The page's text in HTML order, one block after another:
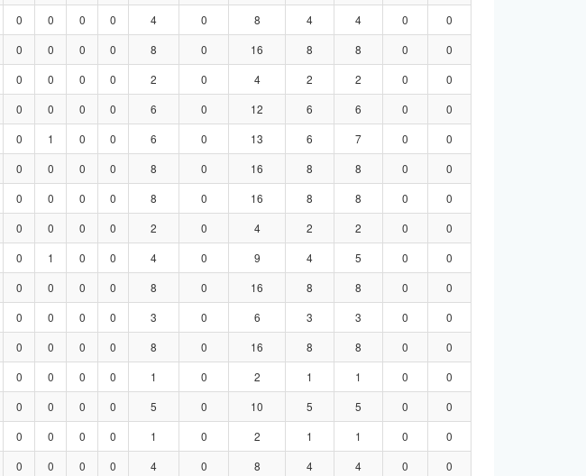
0 0 0 0 4 0 8 4 4 0
0
0 0 0 0 8 0 16 8 8 0
0
0 0 0 0 2 0 4 2 2 0
0
0 0 0 0 6 0 12 6 6 0
0
0 1 0 0 6 0 13 6 7 0
0
0 0 0 0 8 0 16 8 8 0
0
0 0 0 0 8 0 16 8 8 0
0
0 0 0 0 2 0 4 2 2 0
0
0 1 0 0 4 0 9 4 5 0
0
0 0 0 0 8 0 16 8 8 0
0
0 0 0 0 3 0 6 3 3 0
0
0 0 0 0 8 0 16 8 8 0
0
0 0 0 0 1 0 2 1 1 0
0
0 0 0 0 5 0 10 5 5 0
0
0 0 0 0 1 0 2 1 1 0
0
0 0 0 0 4 0 8 4 4 0
0